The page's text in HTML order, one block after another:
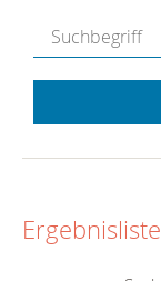
Ergebnisliste